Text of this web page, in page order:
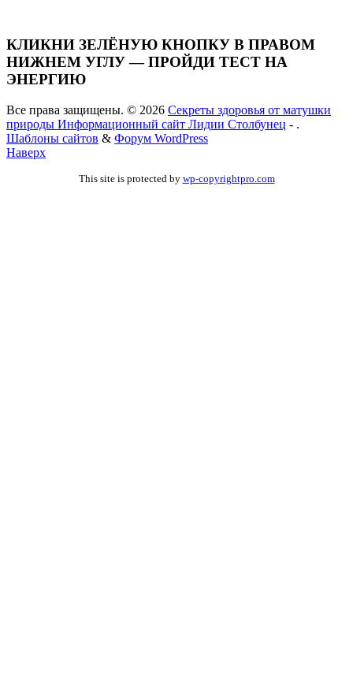
КЛИКНИ ЗЕЛЁНУЮ КНОПКУ В ПРАВОМ
НИЖНЕМ УГЛУ — ПРОЙДИ ТЕСТ НА
ЭНЕРГИЮ
Все права защищены. © 2026 Секреты здоровья от матушки
природы Информационный сайт Лидии Столбунец - .
Шаблоны сайтов & Форум WordPress
Наверх
This site is protected by wp-copyrightpro.com